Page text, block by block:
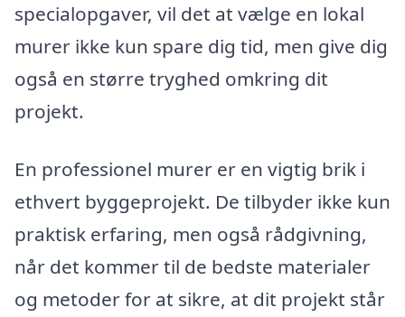
specialopgaver, vil det at vælge en lokal
murer ikke kun spare dig tid, men give dig
også en større tryghed omkring dit
projekt.
En professionel murer er en vigtig brik i
ethvert byggeprojekt. De tilbyder ikke kun
praktisk erfaring, men også rådgivning,
når det kommer til de bedste materialer
og metoder for at sikre, at dit projekt står